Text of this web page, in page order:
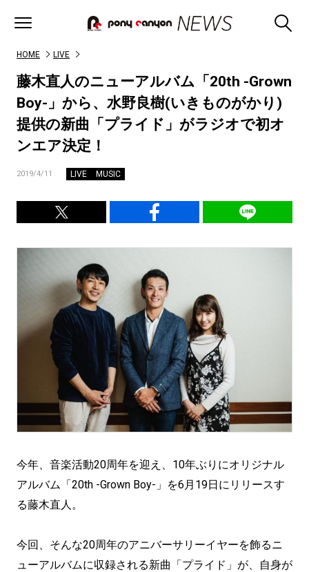
HOME LIVE
藤木直人のニューアルバム「20th -Grown
Boy-」から、水野良樹(いきものがかり)
提供の新曲「プライド」がラジオで初オ
ンエア決定！
2019/4/11 LIVE MUSIC
今年、音楽活動20周年を迎え、10年ぶりにオリジナル
アルバム「20th -Grown Boy-」を6月19日にリリースす
る藤木直人。
今回、そんな20周年のアニバーサリーイヤーを飾るニ
ューアルバムに収録される新曲「プライド」が、自身が